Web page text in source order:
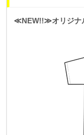
≪NEW!!≫オリジナ